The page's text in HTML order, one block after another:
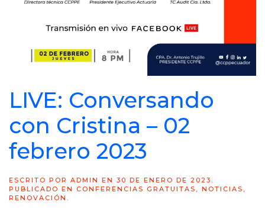
LIVE: Conversando
con Cristina – 02
febrero 2023
ESCRITO POR ADMIN EN 30 DE ENERO DE 2023 .
PUBLICADO EN CONFERENCIAS GRATUITAS , NOTICIAS ,
RENOVACIÓN .